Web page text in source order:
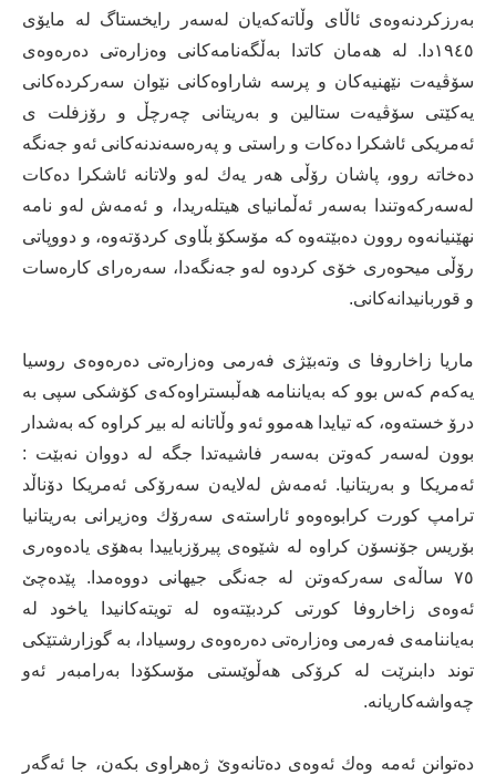
بەرزكردنەوەی ئاڵای وڵاتەكەیان لەسەر رایخستاگ لە مایۆی
١٩٤٥دا. لە هەمان كاتدا بەڵگەنامەكانی وەزارەتی دەرەوەی
سۆڤیەت نێهنیەكان و پرسە شاراوەكانی نێوان سەركردەكانی
یەكێتی سۆڤیەت ستالین و بەریتانی چەرچڵ و رۆزفلت ی
ئەمریكی ئاشكرا دەكات و راستی و پەرەسەندنەكانی ئەو جەنگە
دەخاتە روو، پاشان رۆڵی هەر یەك لەو ولاتانە ئاشكرا دەكات
لەسەركەوتندا بەسەر ئەڵمانیای هیتلەریدا، و ئەمەش لەو نامە
نهێنیانەوە روون دەبێتەوە كە مۆسكۆ بڵاوی كردۆتەوە، و دووپاتی
رۆڵی میحوەری خۆی كردوە لەو جەنگەدا، سەرەرای كارەسات
و قوربانیدانەكانی.
ماریا زاخاروفا ی وتەبێژی فەرمی وەزارەتی دەرەوەی روسیا
یەكەم كەس بوو كە بەیاننامە هەڵبستراوەكەی كۆشكی سپی بە
درۆ خستەوە، كە تیایدا هەموو ئەو وڵاتانە لە بیر كراوە كە بەشدار
بوون لەسەر كەوتن بەسەر فاشیەتدا جگە لە دووان نەبێت :
ئەمریكا و بەریتانیا. ئەمەش لەلایەن سەرۆكی ئەمریكا دۆناڵد
ترامپ كورت كرابوەوەو ئاراستەی سەرۆك وەزیرانی بەریتانیا
بۆریس جۆنسۆن كراوە لە شێوەی پیرۆزباییدا بەهۆی یادەوەری
٧٥ ساڵەی سەركەوتن لە جەنگی جیهانی دووەمدا. پێدەچێ
ئەوەی زاخاروفا كورتی كردبێتەوە لە تویتەكانیدا یاخود لە
بەیاننامەی فەرمی وەزارەتی دەرەوەی روسیادا، بە گوزارشتێكی
توند دابنرێت لە كرۆكی هەڵوێستی مۆسكۆدا بەرامبەر ئەو
چەواشەكاریانە.
دەتوانن ئەمە وەك ئەوەی دەتانەوێ ژەهراوی بكەن، جا ئەگەر